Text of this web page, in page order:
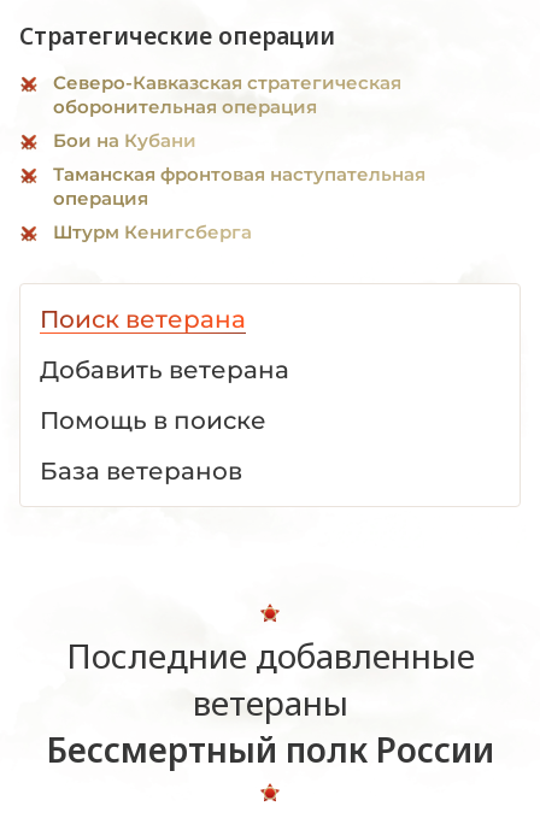
Стратегические операции
Северо-Кавказская стратегическая
оборонительная операция
Бои на Кубани
Таманская фронтовая наступательная
операция
Штурм Кенигсберга
Поиск ветерана
Добавить ветерана
Помощь в поиске
База ветеранов
Последние добавленные
ветераны
Бессмертный полк России